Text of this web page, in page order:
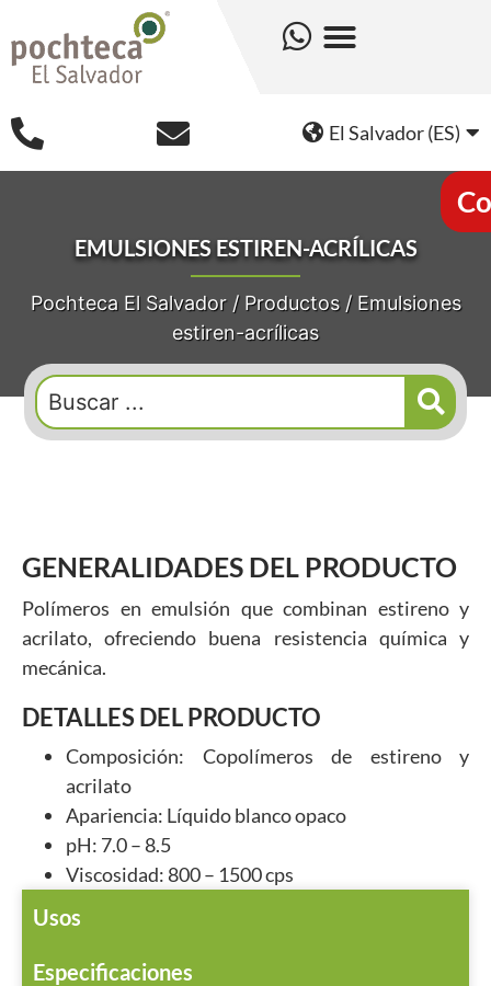
El Salvador (ES)
EMULSIONES ESTIREN-ACRÍLICAS
Pochteca El Salvador/ Productos/ Emulsiones
estiren-acrílicas
GENERALIDADES DEL PRODUCTO
Polímeros en emulsión que combinan estireno y
acrilato, ofreciendo buena resistencia química y
mecánica.
DETALLES DEL PRODUCTO
Composición: Copolímeros de estireno y
acrilato
Apariencia: Líquido blanco opaco
pH: 7.0 – 8.5
Viscosidad: 800 – 1500 cps
Usos
Especificaciones